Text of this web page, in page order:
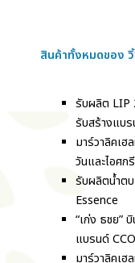
สินค้าทั้งหมดของ
รับผลิต LIP
รับสร้างแบ
มาร์วาลิคเ
วันและไอศ
รับผลิตน้ำต
Essence
“เก่ง ธชย”
แบรนด์
มาร์วาลิคเฮ